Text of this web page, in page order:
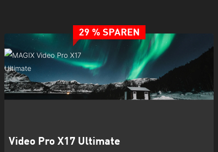
29 % SPAREN
Video Pro X17 Ultimate